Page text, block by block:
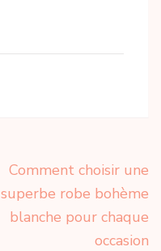
Comment choisir une
superbe robe bohème
blanche pour chaque
occasion